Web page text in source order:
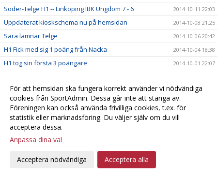
Söder-Telge H1 -- Linköping IBK Ungdom 7 - 6 2014-10-11 22:03
Uppdaterat kioskschema nu på hemsidan 2014-10-08 21:25
Sara lämnar Telge 2014-10-06 20:42
H1 Fick med sig 1 poäng från Nacka 2014-10-04 18:38
H1 tog sin första 3 poängare 2014-10-01 22:07
SSL - Vinst mot Huddinge 2014-09-28 14:51
Inför Telge - Huddinge 2014-09-26 13:56
Första SSL-segern! 2014-09-22 15:23
Referat från Endre-matchen
H1 räckte inte till i premiären förlust 3-6
Föreningen behöver en kassör - nu!
Förlust för Telge i SSL premiären
För att hemsidan ska fungera korrekt använder vi nödvändiga
cookies från SportAdmin. Dessa går inte att stänga av.
Föreningen kan också använda frivilliga cookies, t.ex. för
statistik eller marknadsföring. Du väljer själv om du vill
acceptera dessa.
Anpassa dina val
Acceptera nödvändiga Acceptera alla